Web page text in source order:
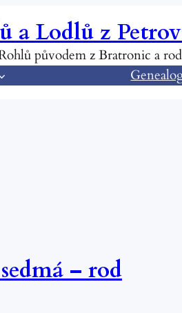
a Lodlů z
původem z Bratronic a
– rod